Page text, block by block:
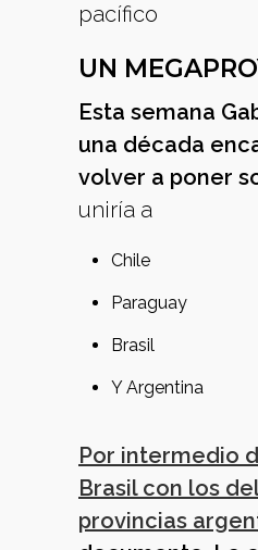
pacífico
UN
Esta semana
una década
volver a poner
uniría a
Chile
Paraguay
Brasil
Y Argentina
Por intermedio
Brasil con los
provincias